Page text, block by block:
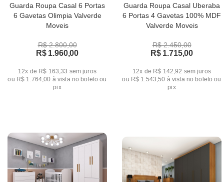
Guarda Roupa Casal 6 Portas
6 Gavetas Olimpia Valverde
Moveis
R$ 2.800,00
R$ 1.960,00
12x de R$ 163,33 sem juros
ou R$ 1.764,00 à vista no boleto ou
pix
Guarda Roupa Casal Uberaba
6 Portas 4 Gavetas 100% MDF
Valverde Moveis
R$ 2.450,00
R$ 1.715,00
12x de R$ 142,92 sem juros
ou R$ 1.543,50 à vista no boleto ou
pix